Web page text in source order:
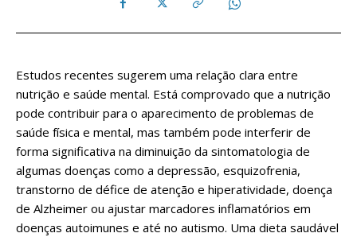
Estudos recentes sugerem uma relação clara entre
nutrição e saúde mental. Está comprovado que a nutrição
pode contribuir para o aparecimento de problemas de
saúde física e mental, mas também pode interferir de
forma significativa na diminuição da sintomatologia de
algumas doenças como a depressão, esquizofrenia,
transtorno de défice de atenção e hiperatividade, doença
de Alzheimer ou ajustar marcadores inflamatórios em
doenças autoimunes e até no autismo. Uma dieta saudável